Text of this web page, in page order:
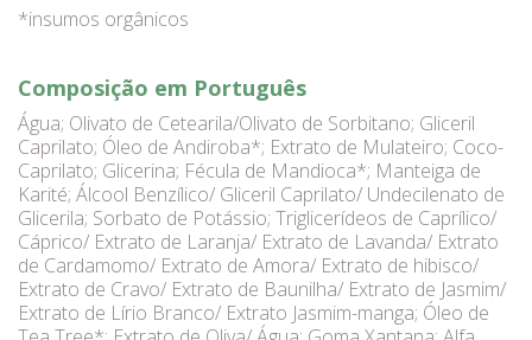
*insumos orgânicos
Composição em Português
Água; Olivato de Cetearila/Olivato de Sorbitano; Gliceril
Caprilato; Óleo de Andiroba*; Extrato de Mulateiro; Coco-
Caprilato; Glicerina; Fécula de Mandioca*; Manteiga de
Karité; Álcool Benzílico/ Gliceril Caprilato/ Undecilenato de
Glicerila; Sorbato de Potássio; Triglicerídeos de Caprílico/
Cáprico/ Extrato de Laranja/ Extrato de Lavanda/ Extrato
de Cardamomo/ Extrato de Amora/ Extrato de hibisco/
Extrato de Cravo/ Extrato de Baunilha/ Extrato de Jasmim/
Extrato de Lírio Branco/ Extrato Jasmim-manga; Óleo de